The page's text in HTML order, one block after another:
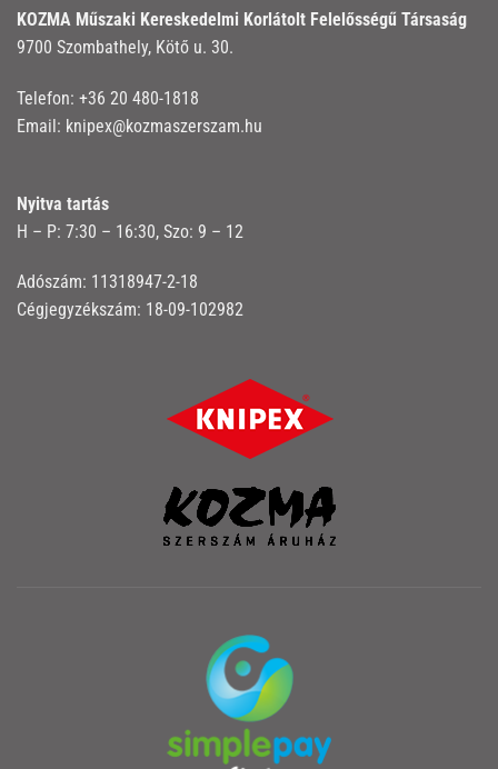
KOZMA Műszaki Kereskedelmi Korlátolt Felelősségű Társaság
9700 Szombathely, Kötő u. 30.
Telefon: +36 20 480-1818
Email: knipex@kozmaszerszam.hu
Nyitva tartás
H – P: 7:30 – 16:30, Szo: 9 – 12
Adószám: 11318947-2-18
Cégjegyzékszám: 18-09-102982